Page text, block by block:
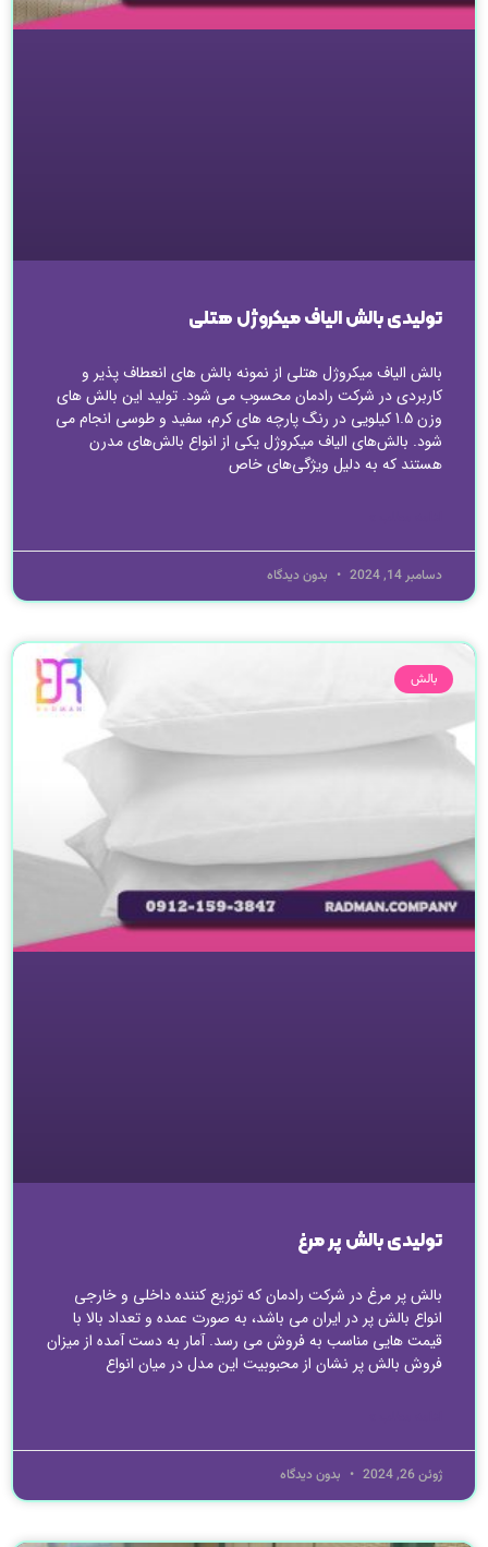
تولیدی بالش الیاف میکروژل هتلی
بالش الیاف میکروژل هتلی از نمونه بالش های انعطاف پذیر و
کاربردی در شرکت رادمان محسوب می شود. تولید این بالش های
وزن 1.5 کیلویی در رنگ پارچه های کرم، سفید و طوسی انجام می
شود. بالش‌های الیاف میکروژل یکی از انواع بالش‌های مدرن
هستند که به دلیل ویژگی‌های خاص
دسامبر 14, 2024 بدون دیدگاه
بالش
تولیدی بالش پر مرغ
بالش پر مرغ در شرکت رادمان که توزیع کننده داخلی و خارجی
انواع بالش پر در ایران می باشد، به صورت عمده و تعداد بالا با
قیمت هایی مناسب به فروش می رسد. آمار به دست آمده از میزان
فروش بالش پر نشان از محبوبیت این مدل در میان انواع
ژوئن 26, 2024 بدون دیدگاه